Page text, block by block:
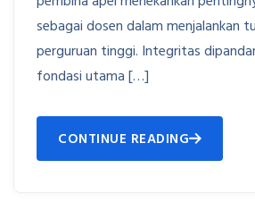
sebagai dosen dalam menjalankan
perguruan tinggi. Integritas
fondasi utama […]
CONTINUE READING